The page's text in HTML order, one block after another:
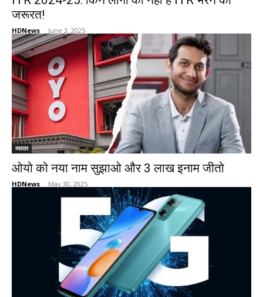
जरूरत!
HDNews - June 3, 2025
व्यापार
ओयो को नया नाम सुझाओ और 3 लाख इनाम जीतो
HDNews - May 30, 2025